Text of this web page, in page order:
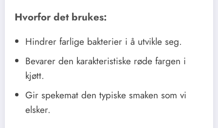
Hvorfor det brukes:
Hindrer farlige bakterier i å utvikle seg.
Bevarer den karakteristiske røde fargen i
kjøtt.
Gir spekemat den typiske smaken som vi
elsker.